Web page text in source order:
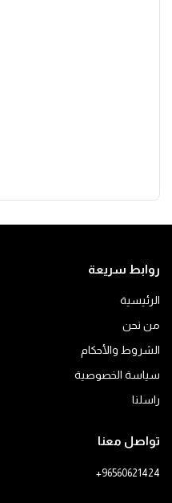
روابط سريعة
الرئيسية
من نحن
الشروط والأحكام
سياسة الخصوصية
راسلنا
تواصل معنا
+96560621424